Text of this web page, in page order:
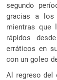
segundo
gracias a los
mientras que
rápidos
erráticos en
con un goleo
Al regreso del